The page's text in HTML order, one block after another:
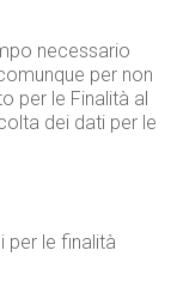
necessario
per non
per le Finalità al
dei dati per le
per le finalità